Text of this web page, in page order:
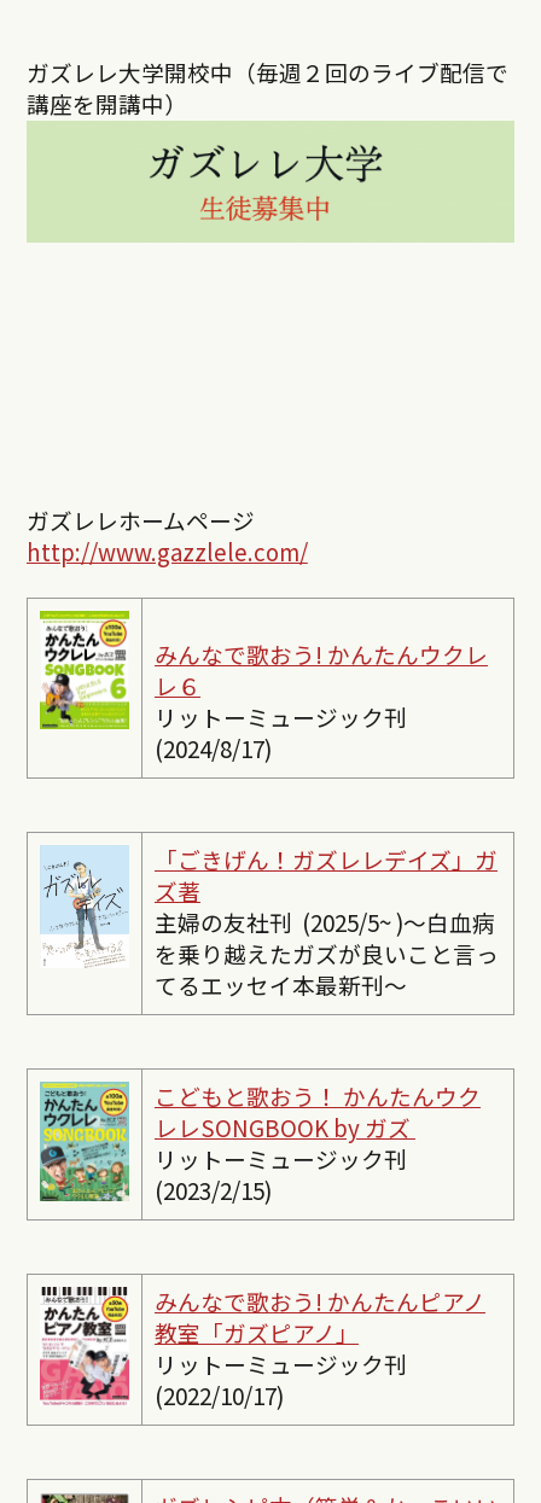
ガズレレ大学開校中（毎週２回のライブ配信で
講座を開講中）
ガズレレホームページ
http://www.gazzlele.com/
みんなで歌おう! かんたんウクレ
レ６
リットーミュージック刊
(2024/8/17)
「ごきげん！ガズレレデイズ」ガ
ズ著
主婦の友社刊 (2025/5~ )〜白血病
を乗り越えたガズが良いこと言っ
てるエッセイ本最新刊〜
こどもと歌おう！ かんたんウク
レレSONGBOOK by ガズ
リットーミュージック刊
(2023/2/15)
みんなで歌おう! かんたんピアノ
教室「ガズピアノ」
リットーミュージック刊
(2022/10/17)